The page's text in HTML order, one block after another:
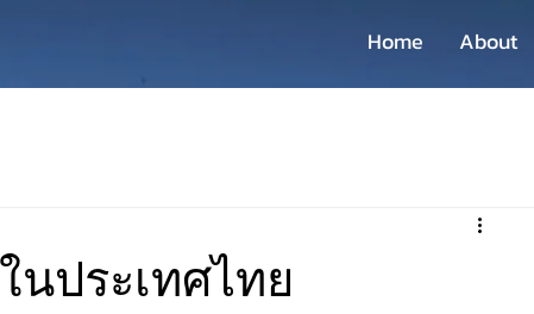
Home About
นประเทศไทย